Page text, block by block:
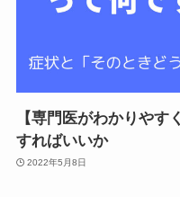
【専門医がわかりやす
すればいいか
2022年5月8日